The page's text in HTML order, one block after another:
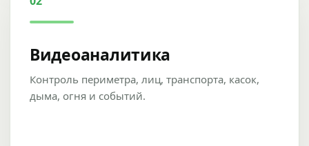
Видеоаналитика
Контроль периметра, лиц, транспорта, касок,
дыма, огня и событий.